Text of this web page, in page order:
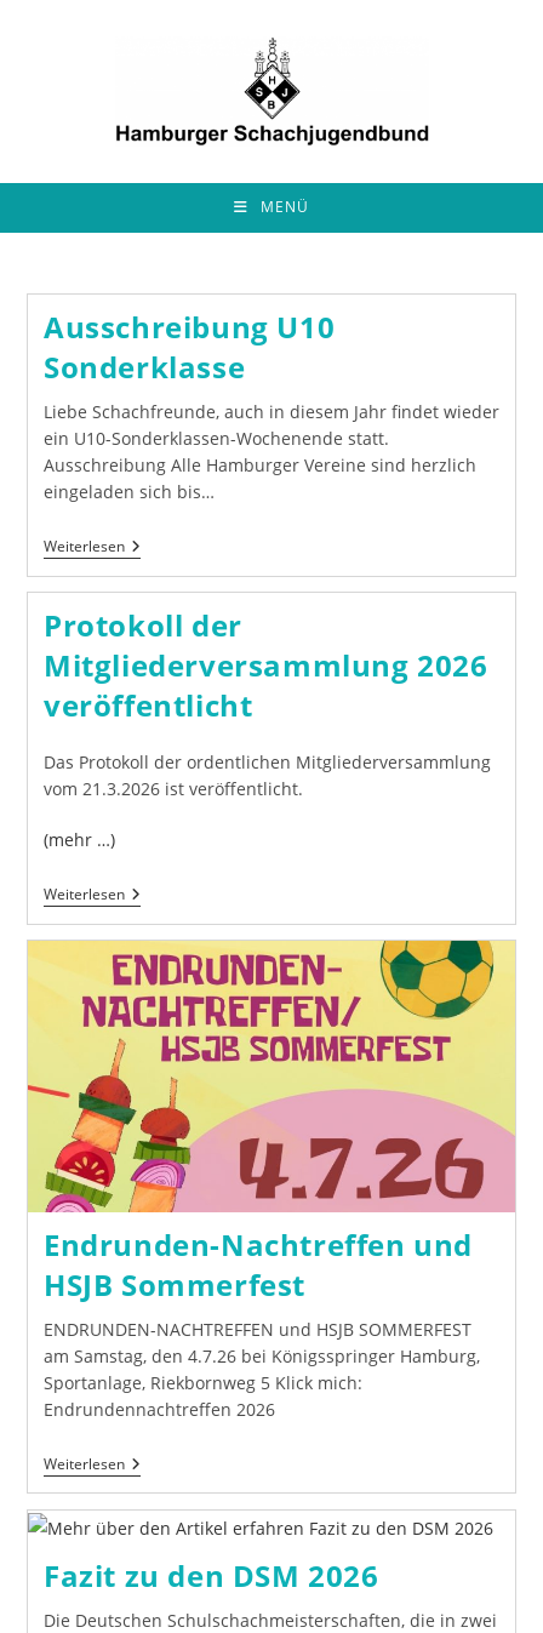
MENÜ
Ausschreibung U10
Sonderklasse
Liebe Schachfreunde, auch in diesem Jahr findet wieder
ein U10-Sonderklassen-Wochenende statt.
Ausschreibung Alle Hamburger Vereine sind herzlich
eingeladen sich bis…
WeiterlesenAusschreibung
U10
Protokoll der
Mitgliederversammlung 2026
veröffentlicht
Das Protokoll der ordentlichen Mitgliederversammlung
vom 21.3.2026 ist veröffentlicht.
(mehr …)
WeiterlesenProtokoll
Der
2026
Veröffentlicht
Endrunden-Nachtreffen und
HSJB Sommerfest
ENDRUNDEN-NACHTREFFEN und HSJB SOMMERFEST
am Samstag, den 4.7.26 bei Königsspringer Hamburg,
Sportanlage, Riekbornweg 5 Klick mich:
Endrundennachtreffen 2026
WeiterlesenEndrunden-
Nachtreffen
HSJB
Sommerfest
Fazit zu den DSM 2026
Die Deutschen Schulschachmeisterschaften, die in zwei